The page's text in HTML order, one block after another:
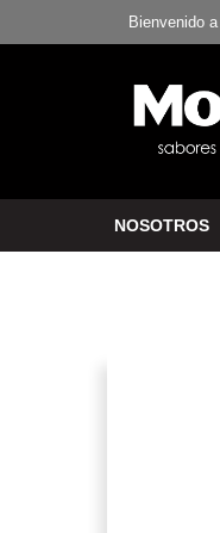
Bienvenido
NOSOTROS